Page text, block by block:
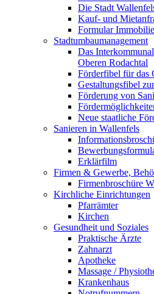
Die Stadt
Kauf- und
Formular
Stadtumbaumanagement
Das
Oberen Rodachtal
Förderfibel für das
Gestaltungsfibel
Förderung von
Neue staatliche
Sanieren in Wallenfels
Erklärfilm
Firmen & Gewerbe,
Firmenbroschüre
Kirchliche Einrichtungen
Pfarrämter
Kirchen
Gesundheit und Soziales
Praktische Ärzte
Zahnarzt
Apotheke
Massage /
Krankenhaus